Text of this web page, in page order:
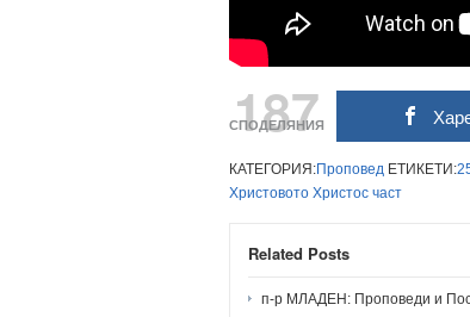
187
СПОДЕЛЯНИЯ
КАТЕГОРИЯ:Проповед ЕТИКЕТИ:
Христовото Христос част
Related Posts
п-р МЛАДЕН: Проповеди и